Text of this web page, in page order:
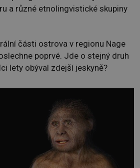
a různé etnolingvistické skupiny
části ostrova v regionu Nage
poprvé. Jde o stejný druh
lety obýval zdejší jeskyně?